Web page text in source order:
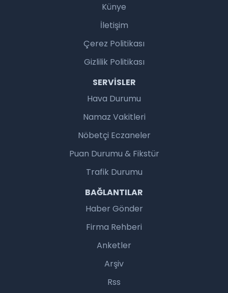
Künye
İletişim
Çerez Politikası
Gizlilik Politikası
SERVISLER
Hava Durumu
Namaz Vakitleri
Nöbetçi Eczaneler
Puan Durumu & Fikstür
Trafik Durumu
BAĞLANTILAR
Haber Gönder
Firma Rehberi
Anketler
Arşiv
Rss